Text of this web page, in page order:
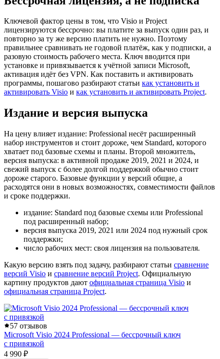
Ключевой фактор цены в том, что Visio и Project
лицензируются бессрочно: вы платите за выпуск один раз, и
повторно за ту же версию платить не нужно. Поэтому
правильнее сравнивать не годовой платёж, как у подписки, а
разовую стоимость рабочего места. Ключ вводится при
установке и привязывается к учётной записи Microsoft,
активация идёт без VPN. Как поставить и активировать
программы, пошагово разбирают статьи как установить и
активировать Visio и как установить и активировать Project.
Издание и версия выпуска
На цену влияет издание: Professional несёт расширенный
набор инструментов и стоит дороже, чем Standard, которого
хватает под базовые схемы и планы. Второй множитель,
версия выпуска: в активной продаже 2019, 2021 и 2024, и
свежий выпуск с более долгой поддержкой обычно стоит
дороже старого. Базовые функции у версий общие, а
расходятся они в новых возможностях, совместимости файлов
и сроке поддержки.
издание: Standard под базовые схемы или Professional
под расширенный набор;
версия выпуска 2019, 2021 или 2024 под нужный срок
поддержки;
число рабочих мест: своя лицензия на пользователя.
Какую версию взять под задачу, разбирают статьи сравнение
версий Visio и сравнение версий Project. Официальную
картину продуктов дают официальная страница Visio и
официальная страница Project.
57 отзывов
Microsoft Visio 2024 Professional — бессрочный ключ
с привязкой
4 990 ₽